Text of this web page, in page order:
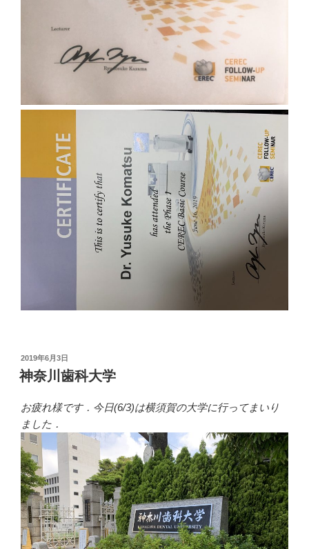
投
稿
日:
2019年6月3日
神奈川歯科大学
お疲れ様です．今日(6/3)は横須賀の大学に行ってまいり
ました．